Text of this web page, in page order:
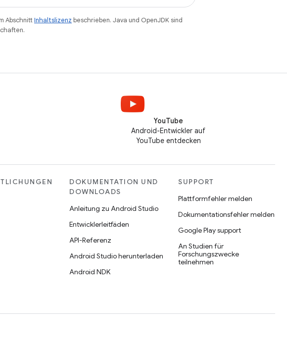
AbschnittInhaltslizenz beschrieben. Java und OpenJDK sind
YouTube
Android-Entwickler auf
YouTube entdecken
DOKUMENTATION UND
DOWNLOADS
Anleitung zu Android Studio
Entwicklerleitfäden
API-Referenz
Android Studio herunterladen
Android NDK
SUPPORT
Plattformfehler melden
Dokumentationsfehler melden
Google Play support
An Studien für
Forschungszwecke
teilnehmen